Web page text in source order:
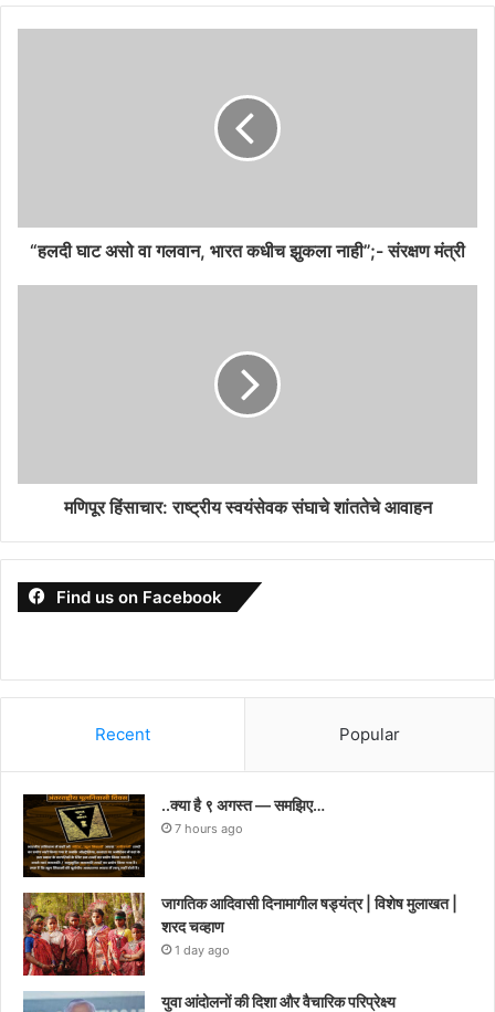
“हलदी घाट असो वा गलवान, भारत कधीच झुकला नाही”;- संरक्षण मंत्री
मणिपूर हिंसाचार: राष्ट्रीय स्वयंसेवक संघाचे शांततेचे आवाहन
Find us on Facebook
Recent Popular
..क्या है ९ अगस्त — समझिए…
7 hours ago
जागतिक आदिवासी दिनामागील षड्यंत्र | विशेष मुलाखत |
शरद चव्हाण
1 day ago
युवा आंदोलनों की दिशा और वैचारिक परिप्रेक्ष्य